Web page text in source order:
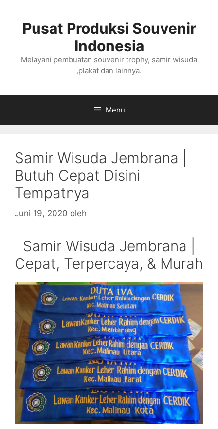
Pusat Produksi Souvenir
Indonesia
Melayani pembuatan souvenir trophy, samir wisuda
,plakat dan lainnya.
Menu
Samir Wisuda Jembrana |
Butuh Cepat Disini
Tempatnya
Juni 19, 2020 oleh
Samir Wisuda Jembrana |
Cepat, Terpercaya, & Murah